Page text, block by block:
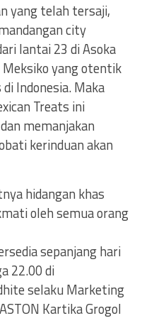
yang telah tersaji,
city
lantai 23 di Asoka
yang otentik
Indonesia. Maka
Treats ini
memanjakan
kerinduan akan
hidangan khas
oleh semua orang
sepanjang hari
22.00 di
selaku Marketing
Kartika Grogol